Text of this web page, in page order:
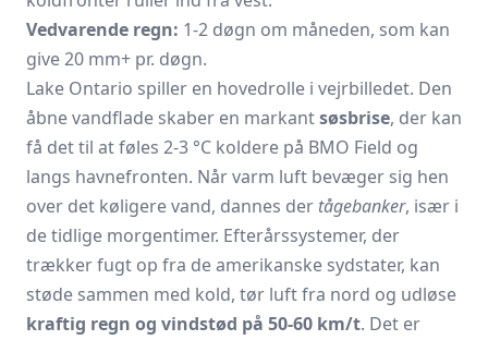
Vedvarende regn: 1-2 døgn om måneden, som kan
give 20 mm+ pr. døgn.
Lake Ontario spiller en hovedrolle i vejrbilledet. Den
åbne vandflade skaber en markantsøsbrise, der kan
få det til at føles 2-3 °C koldere på BMO Field og
langs havnefronten. Når varm luft bevæger sig hen
over det køligere vand, dannes der tågebanker, især i
de tidlige morgentimer. Efterårssystemer, der
trækker fugt op fra de amerikanske sydstater, kan
støde sammen med kold, tør luft fra nord og udløse
kraftig regn og vindstød på 50-60 km/t. Det er